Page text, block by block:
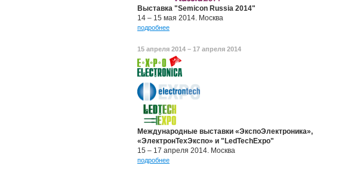
Выставка "Semicon Russia 2014"
14 – 15 мая 2014. Москва
подробнее
15 апреля 2014 – 17 апреля 2014
Международные выставки «ЭкспоЭлектроника»,
«ЭлектронТехЭкспо» и "LedTechExpo"
15 – 17 апреля 2014. Москва
подробнее